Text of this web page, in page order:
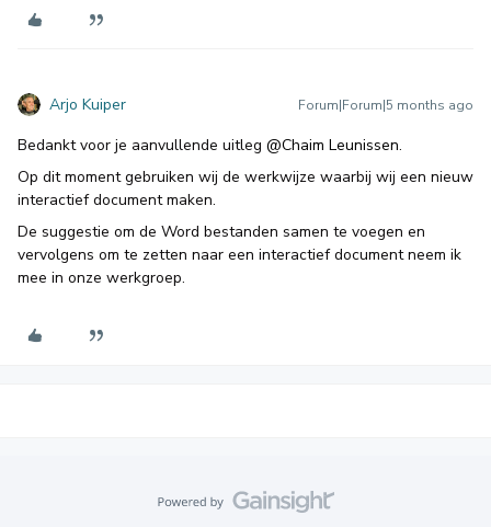
Arjo Kuiper Forum|Forum|5 months ago
Bedankt voor je aanvullende uitleg ​ @Chaim Leunissen.
Op dit moment gebruiken wij de werkwijze waarbij wij een nieuw
interactief document maken.
De suggestie om de Word bestanden samen te voegen en
vervolgens om te zetten naar een interactief document neem ik
mee in onze werkgroep.